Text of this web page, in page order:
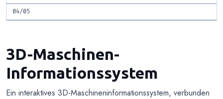
04/05
3D-Maschinen-
Informationssystem
Ein interaktives 3D-Maschineninformationssystem, verbunden